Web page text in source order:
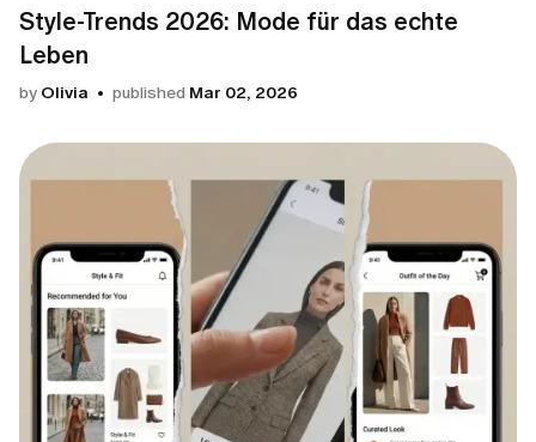
Style-Trends 2026: Mode für das echte
Leben
by Olivia published Mar 02, 2026